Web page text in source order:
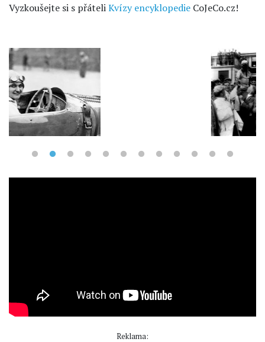
Vyzkoušejte si s přáteliKvízy encyklopedie CoJeCo.cz!
Reklama: